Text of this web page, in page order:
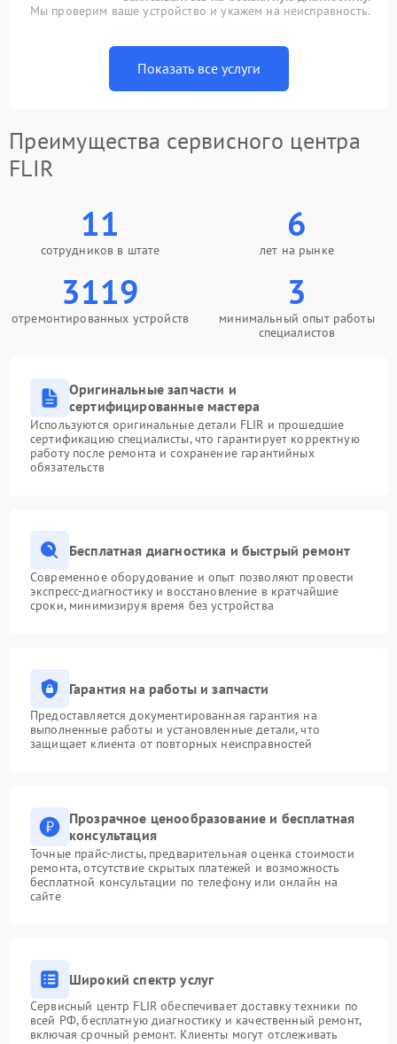
Мы проверим ваше устройство и укажем на неисправность.
Показать все услуги
Преимущества сервисного центра
FLIR
11
сотрудников в штате
6
лет на рынке
3119
отремонтированных устройств
3
минимальный опыт работы
специалистов
Оригинальные запчасти и
сертифицированные мастера
Используются оригинальные детали FLIR и прошедшие
сертификацию специалисты, что гарантирует корректную
работу после ремонта и сохранение гарантийных
обязательств
Бесплатная диагностика и быстрый ремонт
Современное оборудование и опыт позволяют провести
экспресс-диагностику и восстановление в кратчайшие
сроки, минимизируя время без устройства
Гарантия на работы и запчасти
Предоставляется документированная гарантия на
выполненные работы и установленные детали, что
защищает клиента от повторных неисправностей
Прозрачное ценообразование и бесплатная
консультация
Точные прайс-листы, предварительная оценка стоимости
ремонта, отсутствие скрытых платежей и возможность
бесплатной консультации по телефону или онлайн на
сайте
Широкий спектр услуг
Сервисный центр FLIR обеспечивает доставку техники по
всей РФ, бесплатную диагностику и качественный ремонт,
включая срочный ремонт. Клиенты могут отслеживать